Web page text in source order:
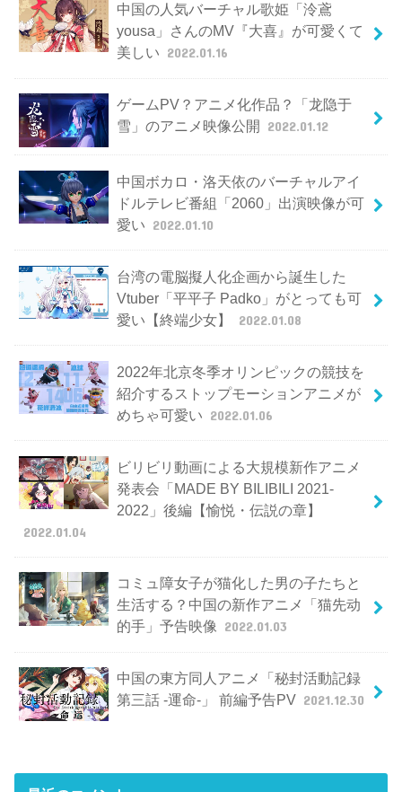
中国の人気バーチャル歌姫「泠鳶
yousa」さんのMV『大喜』が可愛くて
美しい 2022.01.16
ゲームPV？アニメ化作品？「龙隐于
雪」のアニメ映像公開
2022.01.12
中国ボカロ・洛天依のバーチャルアイ
ドルテレビ番組「2060」出演映像が可
愛い 2022.01.10
台湾の電脳擬人化企画から誕生した
Vtuber「平平子 Padko」がとっても可
愛い【終端少女】
2022.01.08
2022年北京冬季オリンピックの競技を
紹介するストップモーションアニメが
めちゃ可愛い 2022.01.06
ビリビリ動画による大規模新作アニメ
発表会「MADE BY BILIBILI 2021-
2022」後編【愉悦・伝説の章】
2022.01.04
コミュ障女子が猫化した男の子たちと
生活する？中国の新作アニメ「猫先动
的手」予告映像
2022.01.03
中国の東方同人アニメ「秘封活動記録
第三話 -運命-」 前編予告PV 2021.12.30